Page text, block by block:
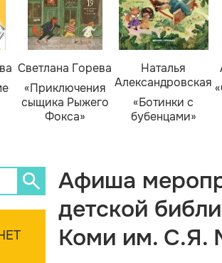
Светлана Горева
«Приключения
сыщика Рыжего
Фокса»
Наталья
Александровская
«Ботинки с
бубенцами»
Афиша
детской
Коми им. С.Я.